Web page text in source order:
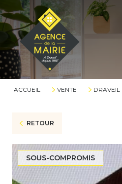
ACCUEIL VENTE DRAVEIL
RETOUR
SOUS-COMPROMIS